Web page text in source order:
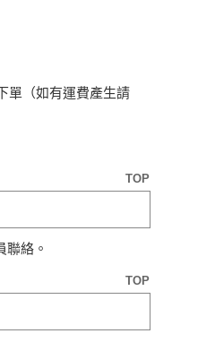
單（如有運費產生請
TOP
聯絡。
TOP